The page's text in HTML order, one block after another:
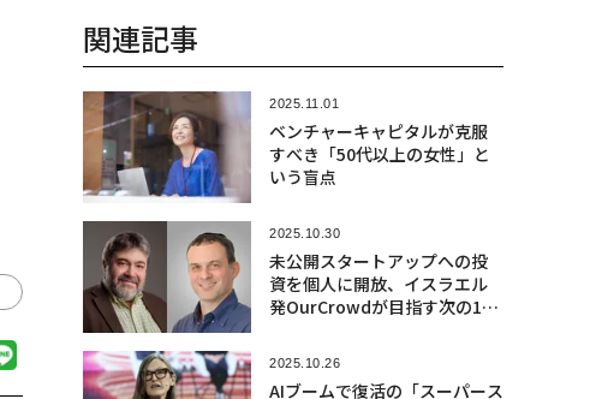
関連記事
2025.11.01
ベンチャーキャピタルが克服
すべき「50代以上の女性」と
いう盲点
2025.10.30
未公開スタートアップへの投
資を個人に開放、イスラエル
発OurCrowdが目指す次の10
2025.10.26
AIブームで復活の「スーパース